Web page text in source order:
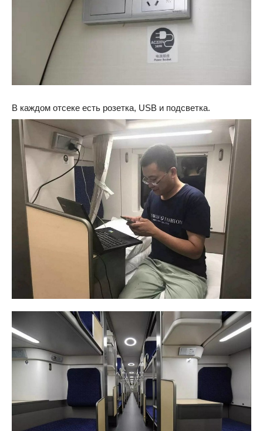
В каждом отсеке есть розетка, USB и подсветка.